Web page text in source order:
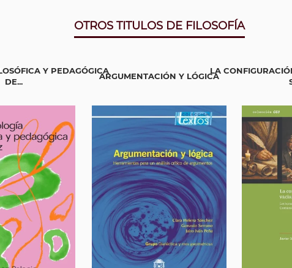
OTROS TITULOS DE FILOSOFÍA
Y PEDAGÓGICA
DE...
ARGUMENTACIÓN Y LÓGICA
LA